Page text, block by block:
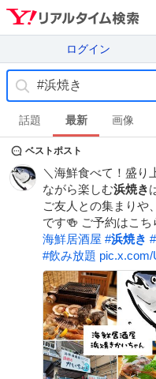
ログイン
話題 最新 画像
ベストポスト
＼海鮮食べて！盛り
ながら楽しむ浜焼き
ご友人との集まりや
です🍻 ご予約はこち
海鮮居酒屋 #浜焼き #
#飲み放題 pic.x.com/